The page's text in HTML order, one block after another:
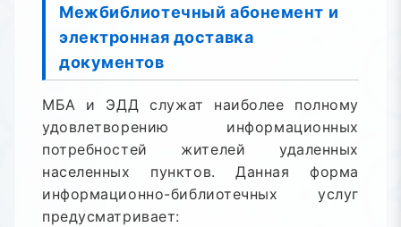
Межбиблиотечный абонемент и
электронная доставка
документов
МБА и ЭДД служат наиболее полному
удовлетворению информационных
потребностей жителей удаленных
населенных пунктов. Данная форма
информационно-библиотечных услуг
предусматривает: